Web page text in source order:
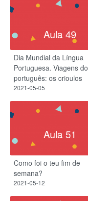
Aula 49
Dia Mundial da Língua
Portuguesa. Viagens do
português: os crioulos
2021-05-05
Aula 51
Como foi o teu fim de
semana?
2021-05-12